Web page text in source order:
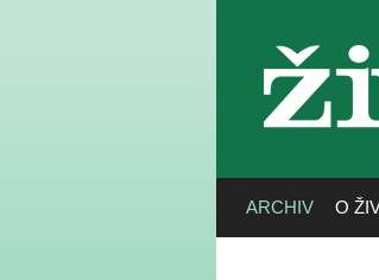
ARCHIV O